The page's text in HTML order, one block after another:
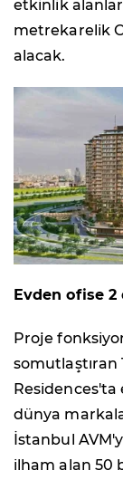
etkinlik
metrekarelik
alacak.
Evden ofise 2
Proje
somutlaştıran
Residences'ta
dünya
İstanbul
ilham alan 50